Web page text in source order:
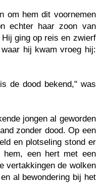
om hem dit voornemen
echter haar zoon van
ging op reis en zwierf
hij kwam vroeg hij:
de dood bekend," was
jongen al geworden
zonder dood. Op een
en plotseling stond er
een hert met een
vertakkingen de wolken
al bewondering bij het